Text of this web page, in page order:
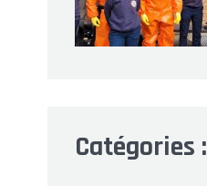
Catégories :